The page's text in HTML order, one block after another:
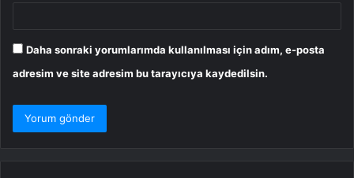
Daha sonraki yorumlarımda kullanılması için adım, e-posta
adresim ve site adresim bu tarayıcıya kaydedilsin.